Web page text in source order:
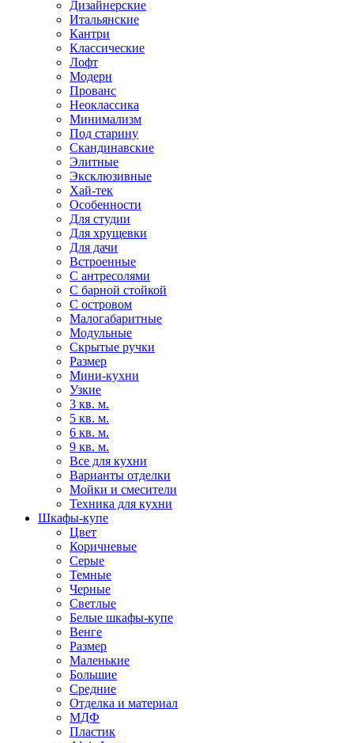
Дизайнерские
Итальянские
Кантри
Классические
Лофт
Модерн
Прованс
Неоклассика
Минимализм
Под старину
Скандинавские
Элитные
Эксклюзивные
Хай-тек
Особенности
Для студии
Для хрущевки
Для дачи
Встроенные
С антресолями
С барной стойкой
С островом
Малогабаритные
Модульные
Скрытые ручки
Размер
Мини-кухни
Узкие
3 кв. м.
5 кв. м.
6 кв. м.
9 кв. м.
Все для кухни
Варианты отделки
Мойки и смесители
Техника для кухни
Шкафы-купе
Цвет
Коричневые
Серые
Темные
Черные
Светлые
Белые шкафы-купе
Венге
Размер
Маленькие
Большие
Средние
Отделка и материал
МДФ
Пластик